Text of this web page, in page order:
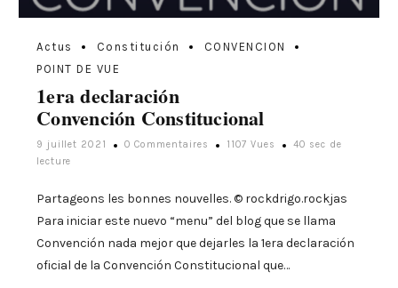
Actus Constitución
CONVENCION
POINT DE VUE
1era declaración
Convención Constitucional
9 juillet 2021 0 Commentaires 1107 Vues
40 sec de
lecture
Partageons les bonnes nouvelles. © rockdrigo.rockjas
Para iniciar este nuevo “menu” del blog que se llama
Convención nada mejor que dejarles la 1era declaración
oficial de la Convención Constitucional que…